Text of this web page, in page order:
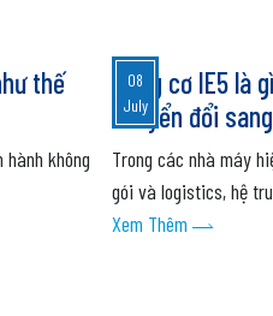
thế
không
08
July
Động cơ IE5 là
chuyển đổi
Trong các nhà máy
gói và logistics, hệ
Xem Thêm